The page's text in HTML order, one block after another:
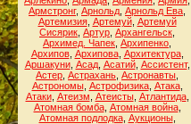
Армстронг, Арнольд Арнольд Ева
Артемизия, Артемуй, Артемуй
Сисярик Артур Архангельск
Архимед. Чапек Архипенко
Архипов, Архипова, Архитектура,
Аршакуни, Асад, Асатий, Ассистент,
Астер Астрахань Астронавты
Астрономы, Астрофизика, Атака,
Атаки, Атеизм Атеисты, Атлантида,
Атомная бомба, Атомная война,
Атомная подлодка, Аукционы,